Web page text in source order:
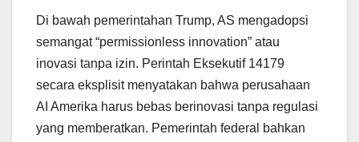
Di bawah pemerintahan Trump, AS mengadopsi
semangat “permissionless innovation” atau
inovasi tanpa izin. Perintah Eksekutif 14179
secara eksplisit menyatakan bahwa perusahaan
AI Amerika harus bebas berinovasi tanpa regulasi
yang memberatkan. Pemerintah federal bahkan